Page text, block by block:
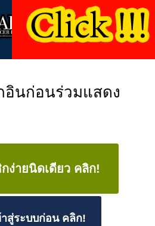
นก่อนร่วมแสดง
ง่ายนิดเดียว คลิก!
สู่ระบบก่อน คลิก!